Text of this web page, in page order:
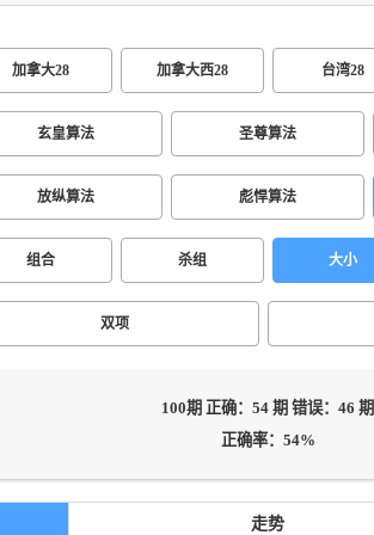
加拿大28 加拿大西28 台湾28
玄皇算法 圣尊算法
放纵算法 彪悍算法
组合 杀组 大小
双项
100期 正确：54 期 错误：46 期
正确率：54%
走势